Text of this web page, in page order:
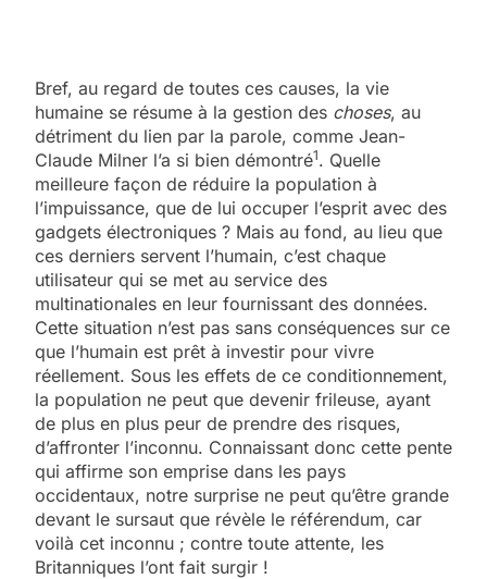
Bref, au regard de toutes ces causes, la vie
humaine se résume à la gestion des choses, au
détriment du lien par la parole, comme Jean-
Claude Milner l’a si bien démontré1. Quelle
meilleure façon de réduire la population à
l’impuissance, que de lui occuper l’esprit avec des
gadgets électroniques ? Mais au fond, au lieu que
ces derniers servent l’humain, c’est chaque
utilisateur qui se met au service des
multinationales en leur fournissant des données.
Cette situation n’est pas sans conséquences sur ce
que l’humain est prêt à investir pour vivre
réellement. Sous les effets de ce conditionnement,
la population ne peut que devenir frileuse, ayant
de plus en plus peur de prendre des risques,
d’affronter l’inconnu. Connaissant donc cette pente
qui affirme son emprise dans les pays
occidentaux, notre surprise ne peut qu’être grande
devant le sursaut que révèle le référendum, car
voilà cet inconnu ; contre toute attente, les
Britanniques l’ont fait surgir !